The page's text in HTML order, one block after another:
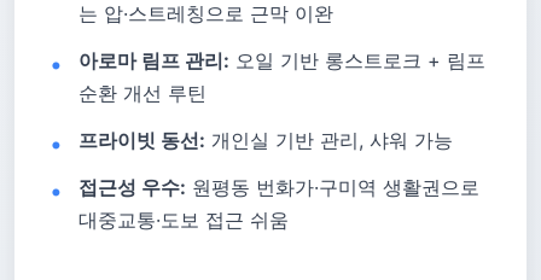
는 압·스트레칭으로 근막 이완
아로마 림프 관리: 오일 기반 롱스트로크 + 림프
순환 개선 루틴
프라이빗 동선: 개인실 기반 관리, 샤워 가능
접근성 우수: 원평동 번화가·구미역 생활권으로
대중교통·도보 접근 쉬움